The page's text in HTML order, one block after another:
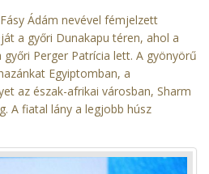
Ádám nevével fémjelzett
a győri Dunakapu téren, ahol a
győri Perger Patrícia lett. A gyönyörű
Egyiptomban, a
az észak-afrikai városban, Sharm
A fiatal lány a legjobb húsz